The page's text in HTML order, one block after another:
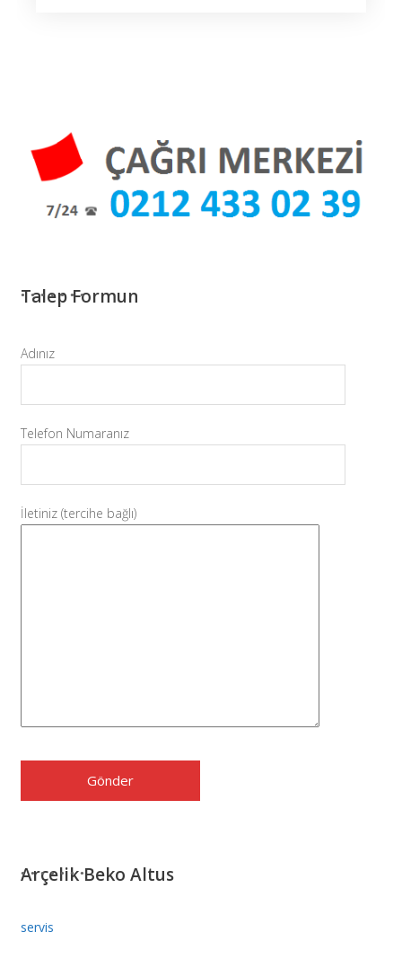
Talep Formun
Adınız
Telefon Numaranız
İletiniz (tercihe bağlı)
Arçelik Beko Altus
servis